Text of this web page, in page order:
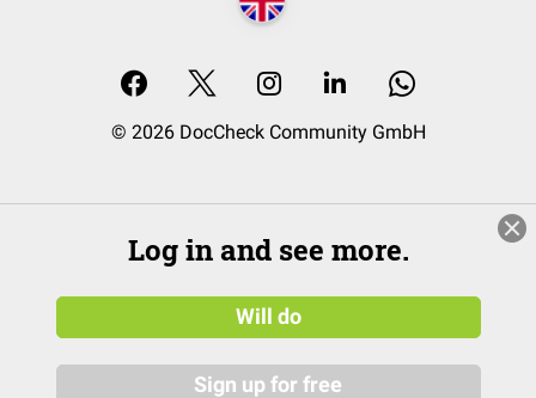
© 2026 DocCheck Community GmbH
Log in and see more.
Will do
Sign up for free